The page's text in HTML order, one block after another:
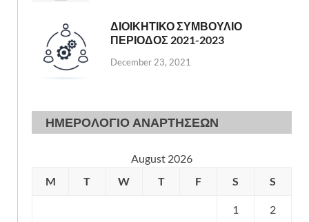
ΔΙΟΙΚΗΤΙΚΟ ΣΥΜΒΟΥΛΙΟ
ΠΕΡΙΟΔΟΣ 2021-2023
December 23, 2021
ΗΜΕΡΟΛΟΓΙΟ ΑΝΑΡΤΗΣΕΩΝ
August 2026
M
T W T F S S
1 2